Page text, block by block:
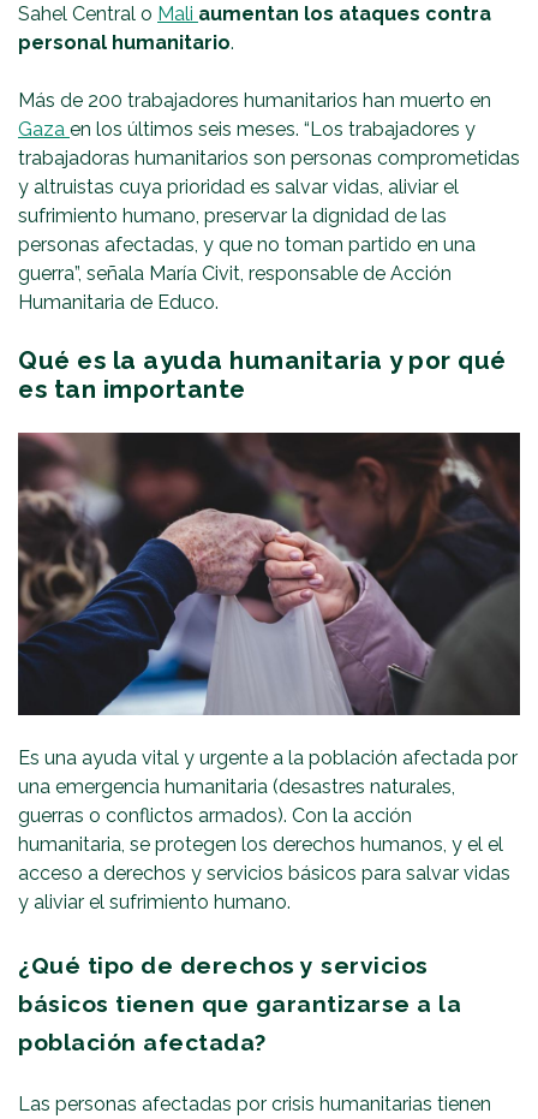
Sahel Central o Mali aumentan los ataques contra
personal humanitario.
Más de 200 trabajadores humanitarios han muerto en
Gaza en los últimos seis meses. “Los trabajadores y
trabajadoras humanitarios son personas comprometidas
y altruistas cuya prioridad es salvar vidas, aliviar el
sufrimiento humano, preservar la dignidad de las
personas afectadas, y que no toman partido en una
guerra”, señala María Civit, responsable de Acción
Humanitaria de Educo.
Qué es la ayuda humanitaria y por qué
es tan importante
Es una ayuda vital y urgente a la población afectada por
una emergencia humanitaria (desastres naturales,
guerras o conflictos armados). Con la acción
humanitaria, se protegen los derechos humanos, y el el
acceso a derechos y servicios básicos para salvar vidas
y aliviar el sufrimiento humano.
¿Qué tipo de derechos y servicios
básicos tienen que garantizarse a la
población afectada?
Las personas afectadas por crisis humanitarias tienen